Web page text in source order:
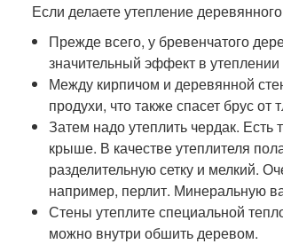
Если делаете утепление
Прежде всего, у бревенчатого
значительный эффект в
Между кирпичом и деревянной
продухи, что также спасет брус от
Затем надо утеплить чердак. Есть
крыше. В качестве утеплителя
разделительную сетку и мелкий.
например, перлит. Минеральную
Стены утеплите специальной
можно внутри обшить деревом.